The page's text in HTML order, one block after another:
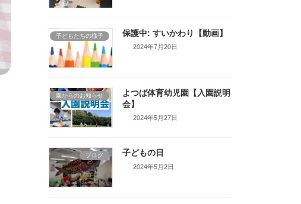
子どもたちの様子 保護中: すいかわり【動画】
2024年7月20日
園からのお知らせ
よつば体育幼児園【入園説明
会】
2024年5月27日
ブログ 子どもの日
2024年5月2日